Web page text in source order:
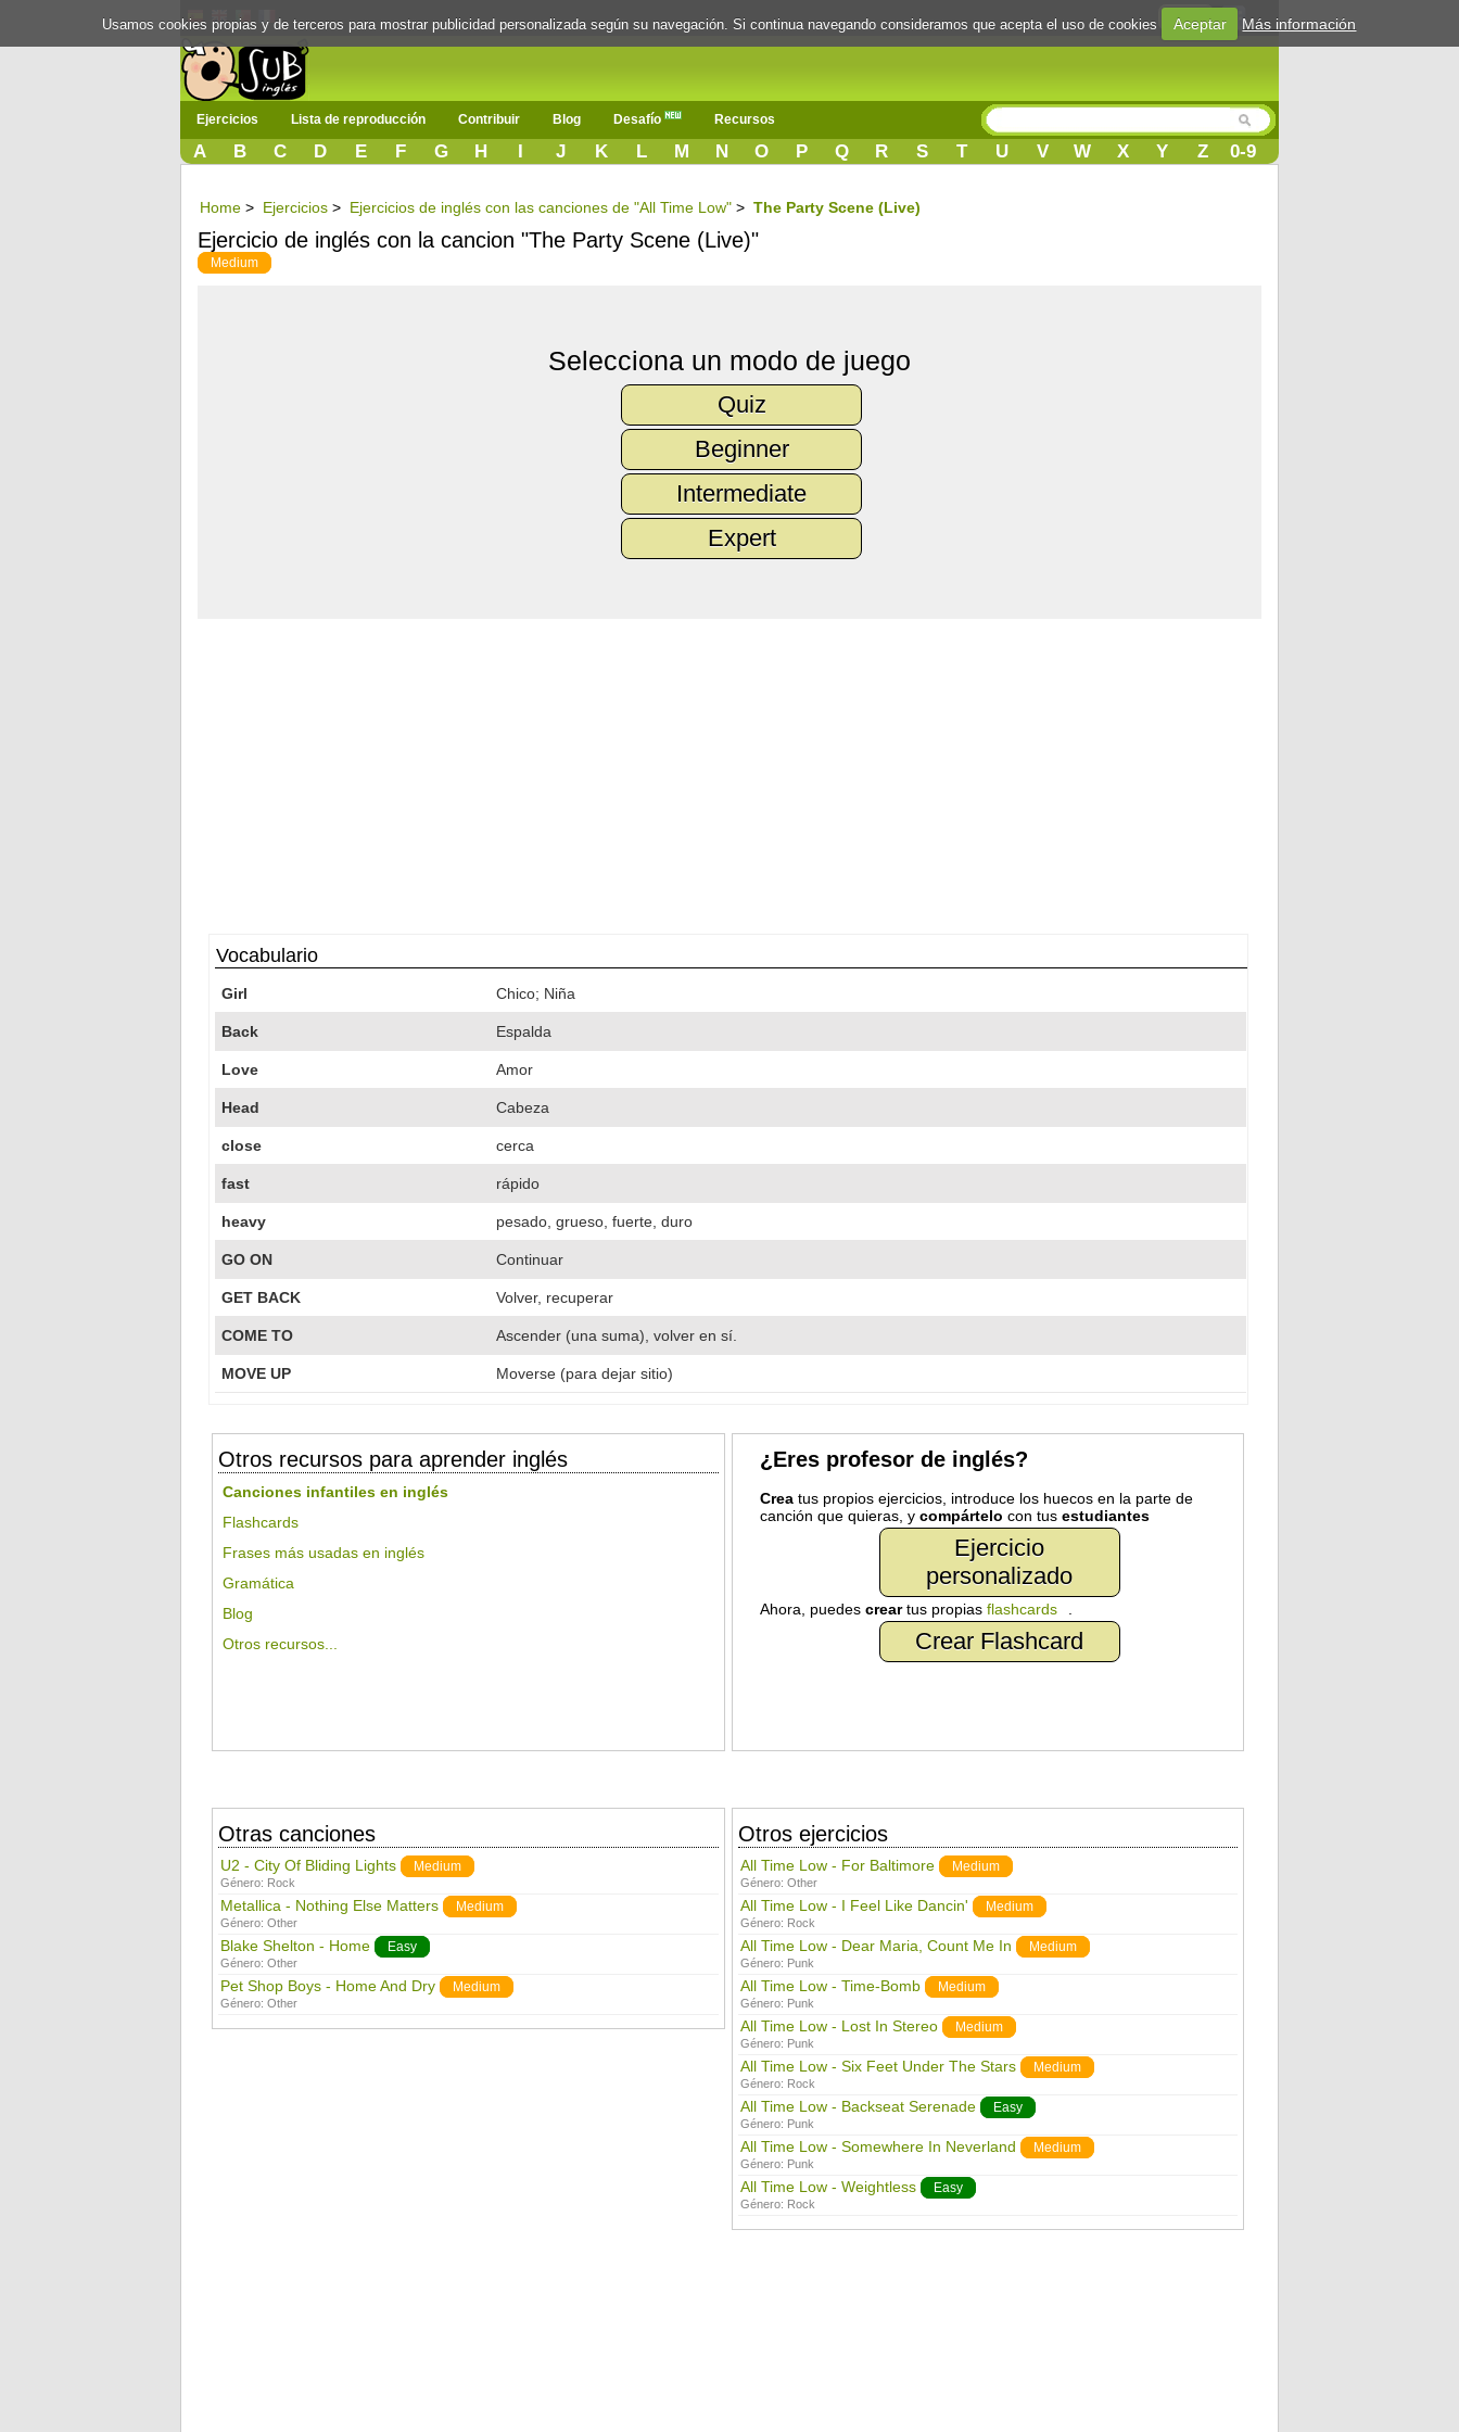
Login
Ejercicios Lista de reproducción Contribuir Blog Desafío Recursos
A B C D E F G H I J K L M N O P Q R S T U V W X Y Z 0-9
Home > Ejercicios > Ejercicios de inglés con las canciones de "All Time Low" > The Party Scene (Live)
Ejercicio de inglés con la cancion "The Party Scene (Live)"
Medium
Selecciona un modo de juego
Quiz
Beginner
Intermediate
Expert
Vocabulario
Girl Chico; Niña
Back Espalda
Love Amor
Head Cabeza
close cerca
fast rápido
heavy pesado, grueso, fuerte, duro
GO ON Continuar
GET BACK Volver, recuperar
COME TO Ascender (una suma), volver en sí.
MOVE UP Moverse (para dejar sitio)
Otros recursos para aprender inglés
Canciones infantiles en inglés
Flashcards
Frases más usadas en inglés
Gramática
Blog
Otros recursos...
¿Eres profesor de inglés?
Creatus propios ejercicios, introduce los huecos en la parte de
canción que quieras, y compártelo con tus estudiantes
Ejercicio
personalizado
Ahora, puedes creartus propias flashcards
Crear Flashcard
Otras canciones
U2 - City Of Bliding Lights Medium
Género: Rock
Metallica - Nothing Else Matters Medium
Género: Other
Blake Shelton - Home Easy
Género: Other
Pet Shop Boys - Home And Dry Medium
Género: Other
Otros ejercicios
All Time Low - For Baltimore Medium
Género: Other
All Time Low - I Feel Like Dancin' Medium
Género: Rock
All Time Low - Dear Maria, Count Me In Medium
Género: Punk
All Time Low - Time-Bomb Medium
Género: Punk
All Time Low - Lost In Stereo Medium
Género: Punk
All Time Low - Six Feet Under The Stars Medium
Género: Rock
All Time Low - Backseat Serenade Easy
Género: Punk
All Time Low - Somewhere In Neverland Medium
Género: Punk
All Time Low - Weightless Easy
Género: Rock
Usamos cookies propias y de terceros para mostrar publicidad personalizada según su navegación. Si continua navegando consideramos que acepta el uso de cookies Aceptar Más información